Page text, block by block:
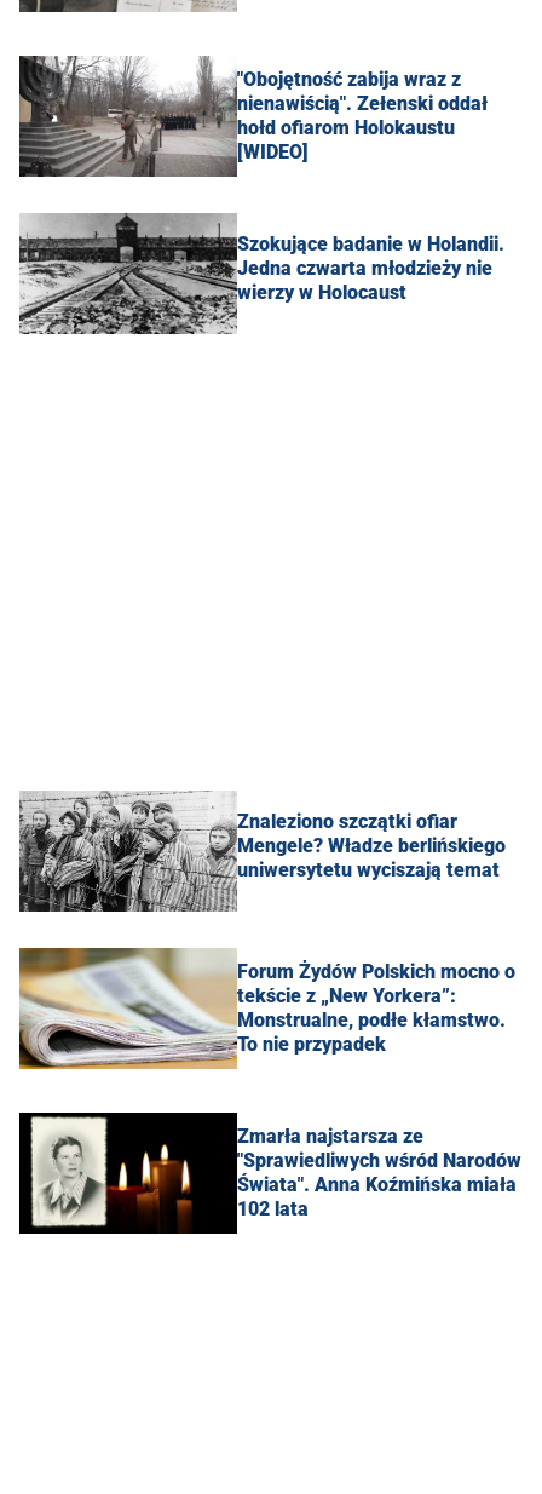
"Obojętność zabija wraz z
nienawiścią". Zełenski oddał
hołd ofiarom Holokaustu
[WIDEO]
Szokujące badanie w Holandii.
Jedna czwarta młodzieży nie
wierzy w Holocaust
Znaleziono szczątki ofiar
Mengele? Władze berlińskiego
uniwersytetu wyciszają temat
Forum Żydów Polskich mocno o
tekście z „New Yorkera”:
Monstrualne, podłe kłamstwo.
To nie przypadek
Zmarła najstarsza ze
"Sprawiedliwych wśród Narodów
Świata". Anna Koźmińska miała
102 lata